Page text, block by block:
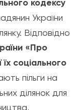
кодексу
України
Відповідно
«Про
соціального
пільги на
ділянок для